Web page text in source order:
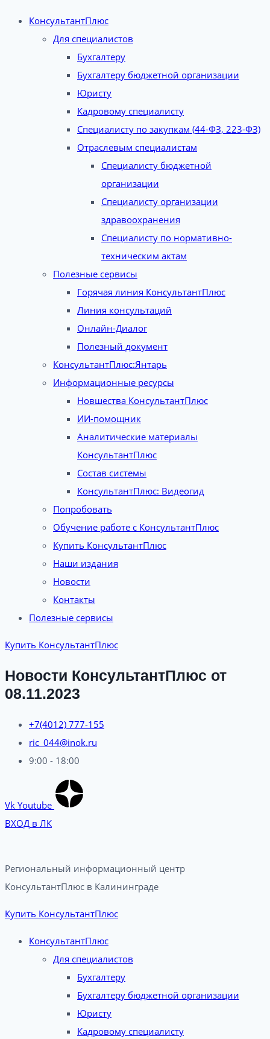
КонсультантПлюс
Для специалистов
Бухгалтеру
Бухгалтеру бюджетной организации
Юристу
Кадровому специалисту
Специалисту по закупкам (44-ФЗ, 223-ФЗ)
Отраслевым специалистам
Специалисту бюджетной
организации
Специалисту организации
здравоохранения
Специалисту по нормативно-
техническим актам
Полезные сервисы
Горячая линия КонсультантПлюс
Линия консультаций
Онлайн-Диалог
Полезный документ
КонсультантПлюс:Янтарь
Информационные ресурсы
Новшества КонсультантПлюс
ИИ-помощник
Аналитические материалы
КонсультантПлюс
Состав системы
КонсультантПлюс: Видеогид
Попробовать
Обучение работе с КонсультантПлюс
Купить КонсультантПлюс
Наши издания
Новости
Контакты
Полезные сервисы
Купить КонсультантПлюс
Новости КонсультантПлюс от
08.11.2023
+7(4012) 777-155
ric_044@inok.ru
9:00 - 18:00
Vk Youtube
ВХОД в ЛК
Региональный информационный центр
КонсультантПлюс в Калининграде​
Купить КонсультантПлюс
КонсультантПлюс
Для специалистов
Бухгалтеру
Бухгалтеру бюджетной организации
Юристу
Кадровому специалисту